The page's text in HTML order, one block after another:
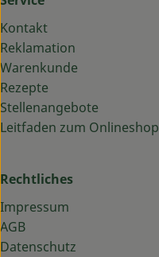
Kontakt
Reklamation
Warenkunde
Rezepte
Stellenangebote
Leitfaden zum Onlineshop
Rechtliches
Impressum
AGB
Datenschutz